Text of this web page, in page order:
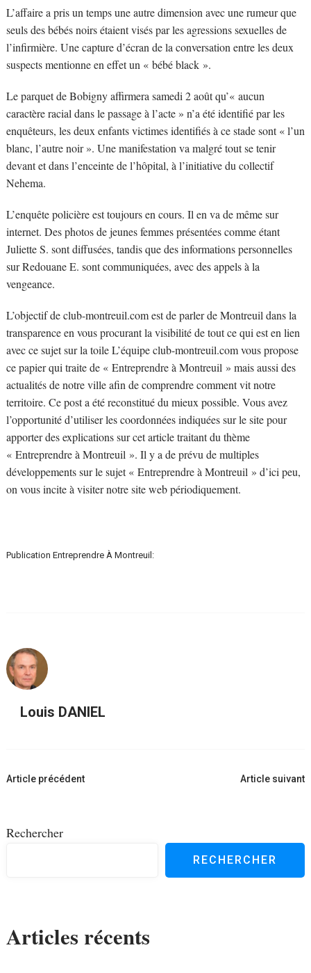
L’affaire a pris un temps une autre dimension avec une rumeur que
seuls des bébés noirs étaient visés par les agressions sexuelles de
l’infirmière. Une capture d’écran de la conversation entre les deux
suspects mentionne en effet un « bébé black ».
Le parquet de Bobigny affirmera samedi 2 août qu’« aucun
caractère racial dans le passage à l’acte » n’a été identifié par les
enquêteurs, les deux enfants victimes identifiés à ce stade sont « l’un
blanc, l’autre noir ». Une manifestation va malgré tout se tenir
devant et dans l’enceinte de l’hôpital, à l’initiative du collectif
Nehema.
L’enquête policière est toujours en cours. Il en va de même sur
internet. Des photos de jeunes femmes présentées comme étant
Juliette S. sont diffusées, tandis que des informations personnelles
sur Redouane E. sont communiquées, avec des appels à la
vengeance.
L’objectif de club-montreuil.com est de parler de Montreuil dans la
transparence en vous procurant la visibilité de tout ce qui est en lien
avec ce sujet sur la toile L’équipe club-montreuil.com vous propose
ce papier qui traite de « Entreprendre à Montreuil » mais aussi des
actualités de notre ville afin de comprendre comment vit notre
territoire. Ce post a été reconstitué du mieux possible. Vous avez
l’opportunité d’utiliser les coordonnées indiquées sur le site pour
apporter des explications sur cet article traitant du thème
« Entreprendre à Montreuil ». Il y a de prévu de multiples
développements sur le sujet « Entreprendre à Montreuil » d’ici peu,
on vous incite à visiter notre site web périodiquement.
Publication Entreprendre À Montreuil:
Louis DANIEL
Navigation
Article précédent Article suivant
Rechercher
RECHERCHER
Articles récents